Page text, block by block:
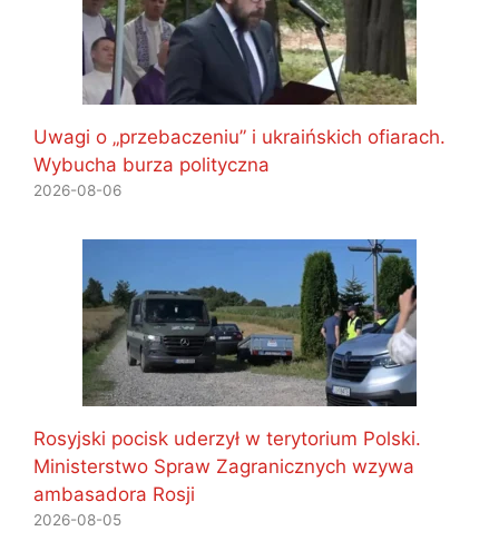
Uwagi o „przebaczeniu” i ukraińskich ofiarach.
Wybucha burza polityczna
2026-08-06
Rosyjski pocisk uderzył w terytorium Polski.
Ministerstwo Spraw Zagranicznych wzywa
ambasadora Rosji
2026-08-05